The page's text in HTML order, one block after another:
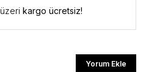
kargo ücretsiz!
Yorum Ekle